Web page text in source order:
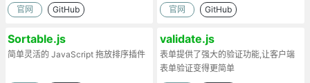
官网 GitHub 官网 GitHub
Sortable.js
简单灵活的 JavaScript 拖放排序插件
validate.js
表单提供了强大的验证功能,让客户端
表单验证变得更简单